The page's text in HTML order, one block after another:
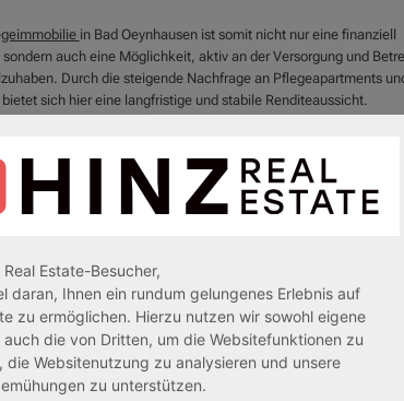
in Bad Oeynhausen ist somit nicht nur eine finanziell
auch eine Möglichkeit, aktiv an der Versorgung und
Durch die steigende Nachfrage an Pflegeapartments
sich hier eine langfristige und stabile Renditeaussicht.
solchen Immobilie haben, stehen wir Ihnen gerne zur Verfügung.
den angegebenen Rufnummern und lassen Sie sich
darauf, Ihnen bei Ihrer Investitionsentscheidung behilflich zu
Estate-Besucher,
daran, Ihnen ein rundum gelungenes Erlebnis auf
zu ermöglichen. Hierzu nutzen wir sowohl eigene
auch die von Dritten, um die Websitefunktionen zu
die Websitenutzung zu analysieren und unsere
zu unterstützen.